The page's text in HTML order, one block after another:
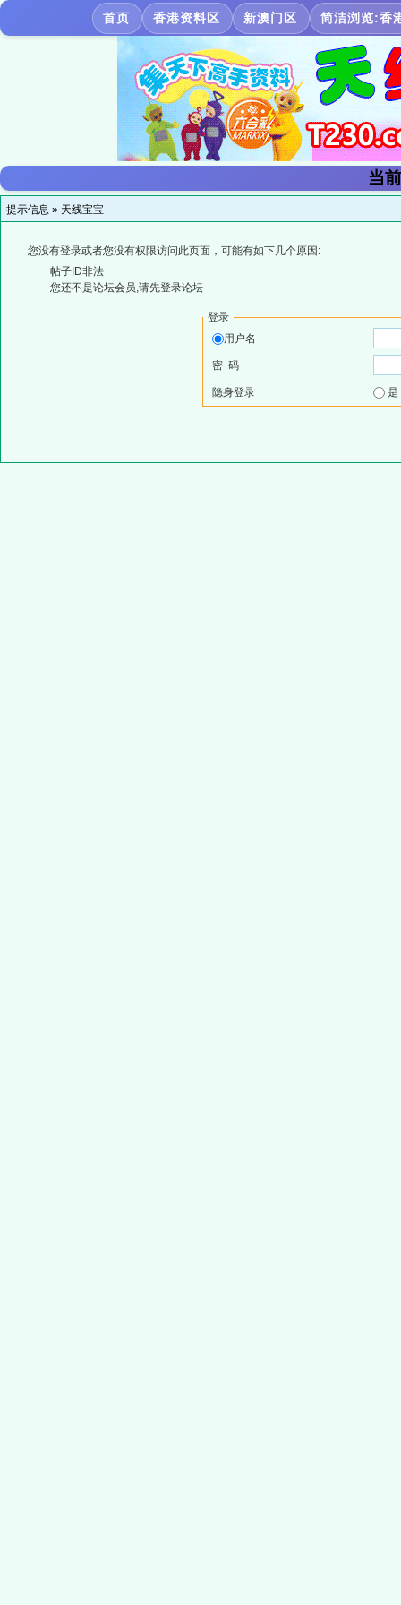
首页 香港资料区 新澳门区 简洁浏览:香
当
提示信息 » 天线宝宝
您没有登录或者您没有权限访问此页面，可能有如下几个原因:
帖子ID非法
您还不是论坛会员,请先登录论坛
登录
用户名
密 码
隐身登录